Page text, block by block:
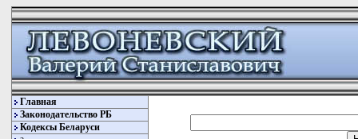
Главная
Законодательство РБ
Кодексы Беларуси